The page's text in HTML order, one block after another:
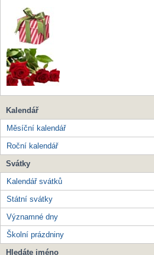
Kalendář
Měsíční kalendář
Roční kalendář
Svátky
Kalendář svátků
Státní svátky
Významné dny
Školní prázdniny
Hledáte jméno